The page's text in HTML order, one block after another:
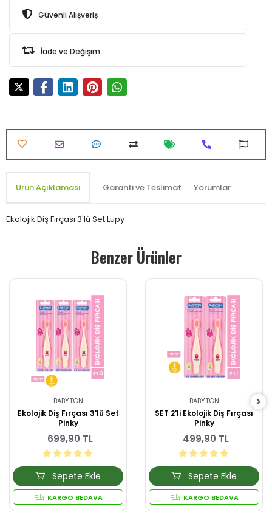
Güvenli Alışveriş
İade ve Değişim
Ürün Açıklaması Garanti ve Teslimat Yorumlar
Ekolojik Diş Fırçası 3'lü Set Lupy
Benzer Ürünler
BABYTON
Ekolojik Diş Fırçası 3'lü Set
Pinky
699,90 TL
Sepete Ekle
KARGO BEDAVA
BABYTON
SET 2'li Ekolojik Diş Fırçası
Pinky
499,90 TL
Sepete Ekle
KARGO BEDAVA